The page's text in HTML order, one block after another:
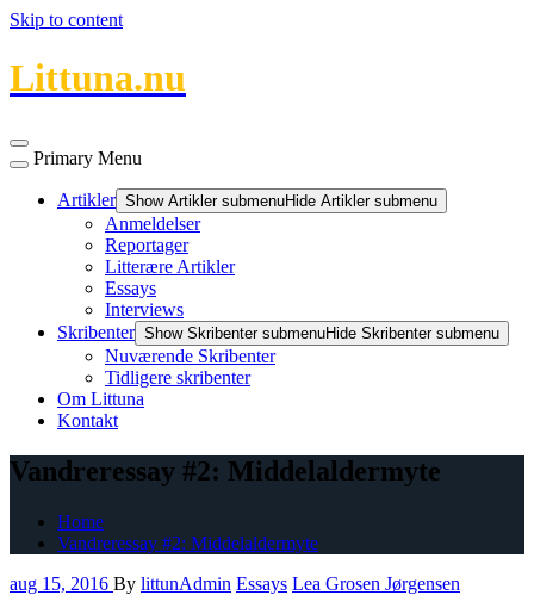
Skip to content
Littuna.nu
Primary Menu
Artikler Show Artikler submenuHide Artikler submenu
Anmeldelser
Reportager
Litterære Artikler
Essays
Interviews
Skribenter Show Skribenter submenuHide Skribenter submenu
Nuværende Skribenter
Tidligere skribenter
Om Littuna
Kontakt
Vandreressay #2: Middelaldermyte
Home
Vandreressay #2: Middelaldermyte
aug 15, 2016 By littunAdmin Essays Lea Grosen Jørgensen